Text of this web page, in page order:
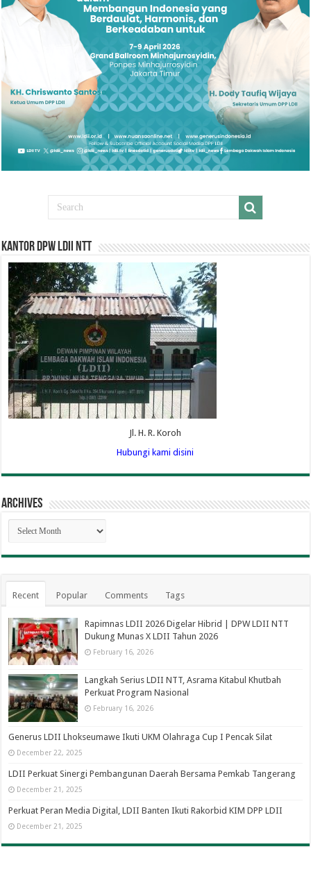
Kantor DPW LDII NTT
Jl. H. R. Koroh
Hubungi kami disini
Archives
Archives
Recent Popular Comments Tags
Rapimnas LDII 2026 Digelar Hibrid | DPW LDII NTT
Dukung Munas X LDII Tahun 2026
February 16, 2026
Langkah Serius LDII NTT, Asrama Kitabul Khutbah
Perkuat Program Nasional
February 16, 2026
Generus LDII Lhokseumawe Ikuti UKM Olahraga Cup I Pencak Silat
December 22, 2025
LDII Perkuat Sinergi Pembangunan Daerah Bersama Pemkab Tangerang
December 21, 2025
Perkuat Peran Media Digital, LDII Banten Ikuti Rakorbid KIM DPP LDII
December 21, 2025